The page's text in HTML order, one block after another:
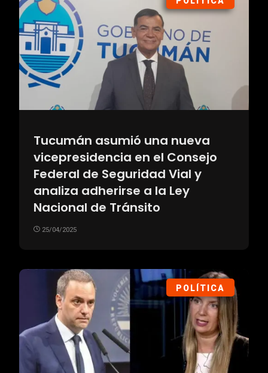
Tucumán asumió una nueva
vicepresidencia en el Consejo
Federal de Seguridad Vial y
analiza adherirse a la Ley
Nacional de Tránsito
25/04/2025
POLÍTICA